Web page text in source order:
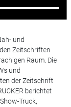
und
Zeitschriften
Raum. Die
und
der Zeitschrift
berichtet
Truck,